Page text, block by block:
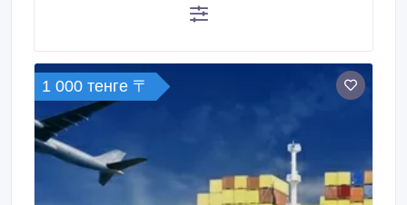
1 000 тенге 〒